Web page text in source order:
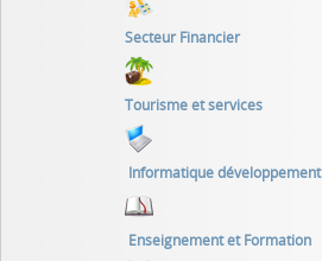
Secteur Financier
Tourisme et services
Informatique développement
Enseignement et Formation